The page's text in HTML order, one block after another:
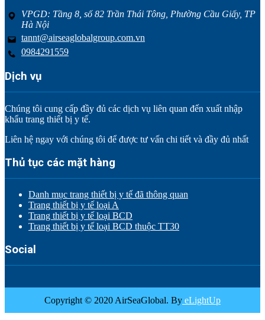
VPGD: Tầng 8, số 82 Trần Thái Tông, Phường Cầu Giấy, TP
Hà Nội
tannt@airseaglobalgroup.com.vn
0984291559
Dịch vụ
Chúng tôi cung cấp đầy đủ các dịch vụ liên quan đến xuất nhập
khẩu trang thiết bị y tế.
Liên hệ ngay với chúng tôi để được tư vấn chi tiết và đầy đủ nhất
Thủ tục các mặt hàng
Danh mục trang thiết bị y tế đã thông quan
Trang thiết bị y tế loại A
Trang thiết bị y tế loại BCD
Trang thiết bị y tế loại BCD thuộc TT30
Social
Copyright © 2020 AirSeaGlobal. By eLightUp